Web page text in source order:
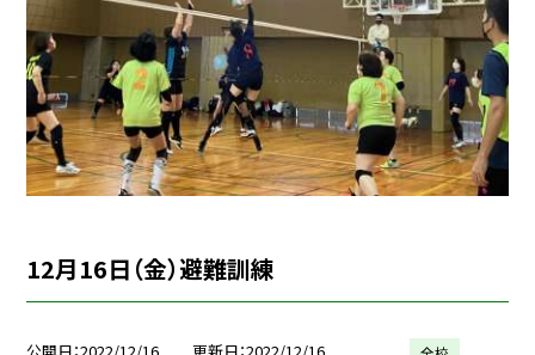
12月16日（金）避難訓練